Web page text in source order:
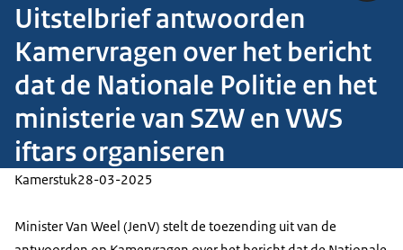
Uitstelbrief antwoorden
Kamervragen over het bericht
dat de Nationale Politie en het
ministerie van SZW en VWS
iftars organiseren
Kamerstuk28-03-2025
Minister Van Weel (JenV) stelt de toezending uit van de